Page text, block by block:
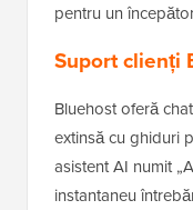
pentru un
Suport clienți
Bluehost oferă
extinsă cu ghiduri
asistent AI numit
instantaneu